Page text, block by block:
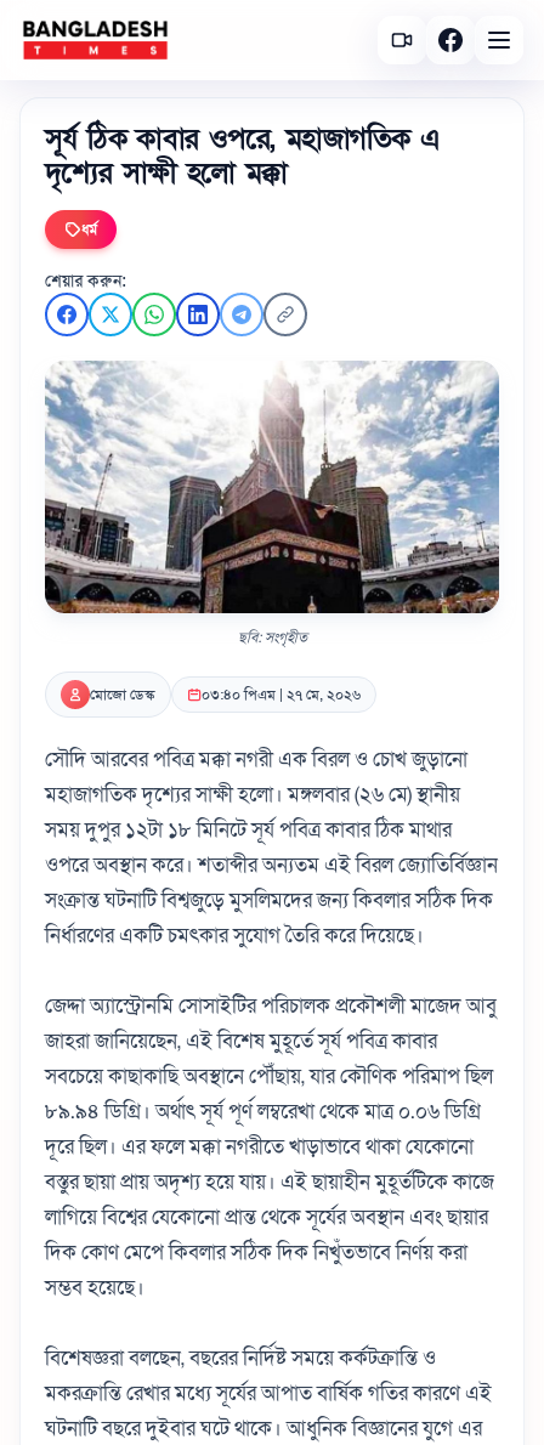
সূর্য ঠিক কাবার ওপরে, মহাজাগতিক এ
দৃশ্যের সাক্ষী হলো মক্কা
ধর্ম
শেয়ার করুন:
ছবি: সংগৃহীত
মোজো ডেস্ক ০৩:৪০ পিএম | ২৭ মে, ২০২৬
সৌদি আরবের পবিত্র মক্কা নগরী এক বিরল ও চোখ জুড়ানো
মহাজাগতিক দৃশ্যের সাক্ষী হলো। মঙ্গলবার (২৬ মে) স্থানীয়
সময় দুপুর ১২টা ১৮ মিনিটে সূর্য পবিত্র কাবার ঠিক মাথার
ওপরে অবস্থান করে। শতাব্দীর অন্যতম এই বিরল জ্যোতির্বিজ্ঞান
সংক্রান্ত ঘটনাটি বিশ্বজুড়ে মুসলিমদের জন্য কিবলার সঠিক দিক
নির্ধারণের একটি চমৎকার সুযোগ তৈরি করে দিয়েছে।
জেদ্দা অ্যাস্ট্রোনমি সোসাইটির পরিচালক প্রকৌশলী মাজেদ আবু
জাহরা জানিয়েছেন, এই বিশেষ মুহূর্তে সূর্য পবিত্র কাবার
সবচেয়ে কাছাকাছি অবস্থানে পৌঁছায়, যার কৌণিক পরিমাপ ছিল
৮৯.৯৪ ডিগ্রি। অর্থাৎ সূর্য পূর্ণ লম্বরেখা থেকে মাত্র ০.০৬ ডিগ্রি
দূরে ছিল। এর ফলে মক্কা নগরীতে খাড়াভাবে থাকা যেকোনো
বস্তুর ছায়া প্রায় অদৃশ্য হয়ে যায়। এই ছায়াহীন মুহূর্তটিকে কাজে
লাগিয়ে বিশ্বের যেকোনো প্রান্ত থেকে সূর্যের অবস্থান এবং ছায়ার
দিক কোণ মেপে কিবলার সঠিক দিক নিখুঁতভাবে নির্ণয় করা
সম্ভব হয়েছে।
বিশেষজ্ঞরা বলছেন, বছরের নির্দিষ্ট সময়ে কর্কটক্রান্তি ও
মকরক্রান্তি রেখার মধ্যে সূর্যের আপাত বার্ষিক গতির কারণে এই
ঘটনাটি বছরে দুইবার ঘটে থাকে। আধুনিক বিজ্ঞানের যুগে এর